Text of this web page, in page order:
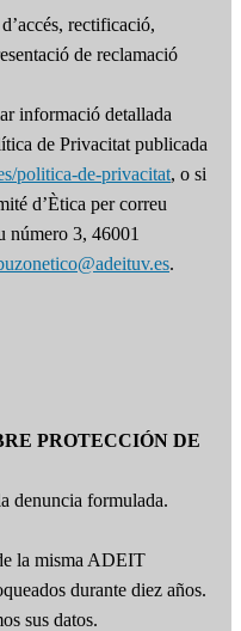
rectificació,
de reclamació
informació detallada
de Privacitat publicada
politica-de-privacitat, o si
d’Ètica per correu
número 3, 46001
.
PROTECCIÓN DE
denuncia formulada.
la misma ADEIT
durante diez años.
sus datos.